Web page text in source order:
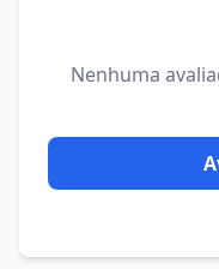
Nenhuma